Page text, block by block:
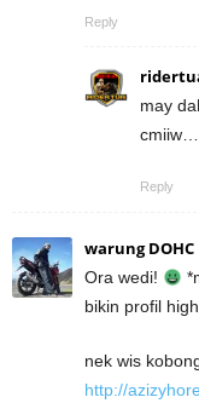
Reply
may
cmiiw…
Reply
warung DOHC
Ora wedi!
bikin profil
nek wis
http://